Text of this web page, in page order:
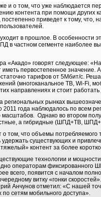
и о том, что уже наблюдается
контента при помощи других
постепенно приведет к тому,
в прошлое. В особенности
в частном сегменте наиболее
«Акадо» говорят следующее:
первостепенное
тарифов от 5Мбит/с.
(многоканальное ТВ, Wi-Fi,
направлениях и стоит
региональных рынках
года наблюдалось по всем
масштабов. Однако во втором
а гибридные (ШПД+ТВ,
о том, что объемы
существующих и
контент за более
технологии и
операторам фиксированного
всего, появится с началом
витку «гонки
Анчунов отметил: «С нашей
сетям мобильного доступа».